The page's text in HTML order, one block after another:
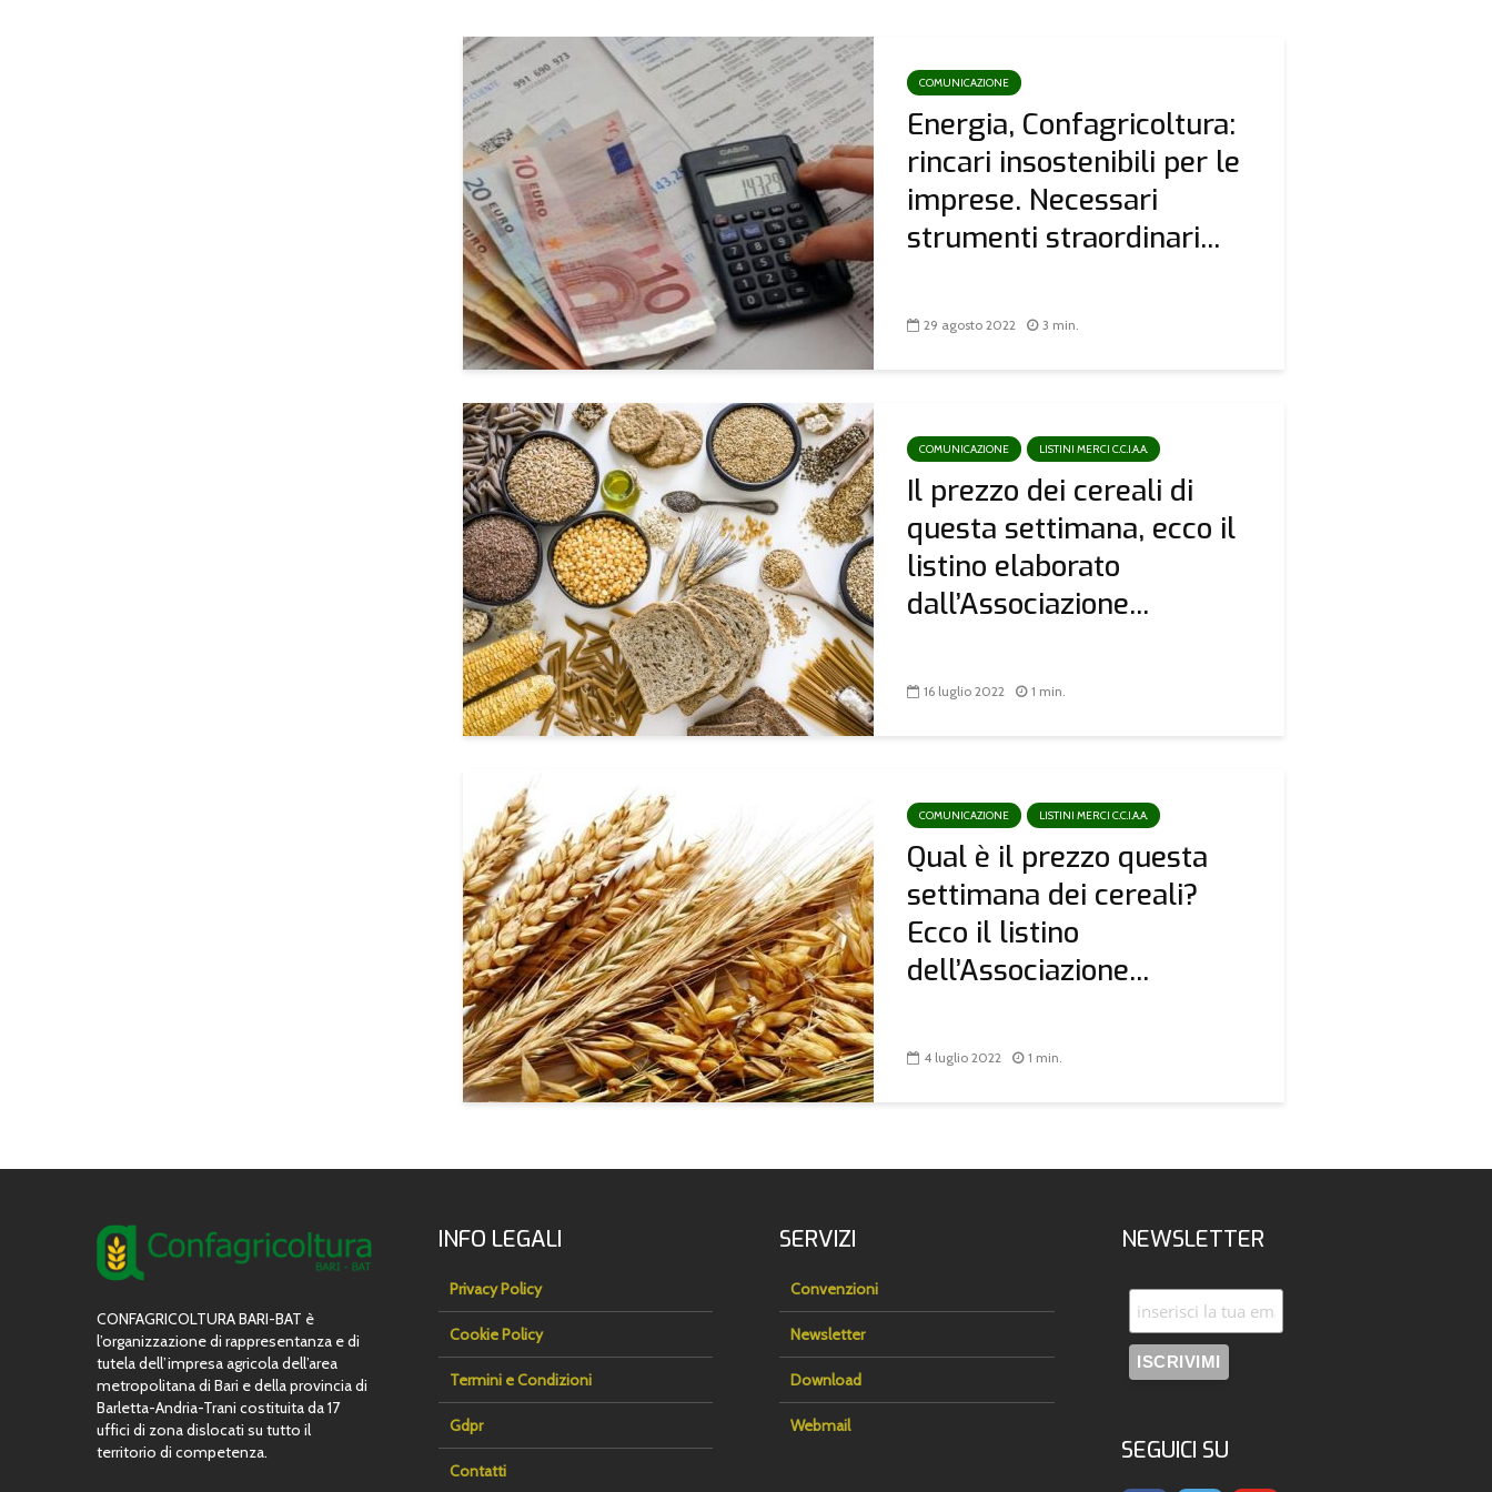
COMUNICAZIONE
Energia, Confagricoltura:
rincari insostenibili per le
imprese. Necessari
strumenti straordinari...
29 agosto 2022 3 min.
COMUNICAZIONE LISTINI MERCI C.C.I.A.A.
Il prezzo dei cereali di
questa settimana, ecco il
listino elaborato
dall’Associazione...
16 luglio 2022 1 min.
COMUNICAZIONE LISTINI MERCI C.C.I.A.A.
Qual è il prezzo questa
settimana dei cereali?
Ecco il listino
dell’Associazione...
4 luglio 2022 1 min.
CONFAGRICOLTURA BARI-BAT è
l’organizzazione di rappresentanza e di
tutela dell’impresa agricola dell’area
metropolitana di Bari e della provincia di
Barletta-Andria-Trani costituita da 17
uffici di zona dislocati su tutto il
territorio di competenza.
INFO LEGALI
Privacy Policy
Cookie Policy
Termini e Condizioni
Gdpr
Contatti
SERVIZI
Convenzioni
Newsletter
Download
Webmail
NEWSLETTER
SEGUICI SU